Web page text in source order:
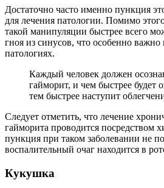
Достаточно часто именно пункция
для лечения патологии. Помимо
такой манипуляции быстрее всего
гноя из синусов, что особенно
патологиях.
Каждый человек должен
гайморит, и чем быстрее будет
тем быстрее наступит
Следует отметить, что лечение
гайморита проводится посредством
пункция при таком заболевании не
воспалительный очаг находится в
Кукушка